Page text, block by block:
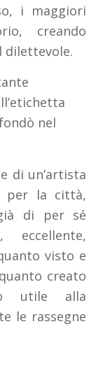
i maggiori
creando
dilettevole.
nel
di un’artista
per la città,
di per sé
eccellente,
visto e
creato
utile alla
le rassegne